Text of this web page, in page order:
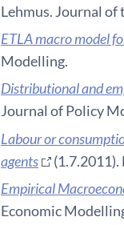
Lehmus. Journal of
ETLA macro model
Modelling.
Distributional and
Journal of Policy
Labour or
agents
Empirical
Economic